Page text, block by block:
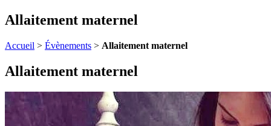
Allaitement maternel
Accueil > Évènements > Allaitement maternel
Allaitement maternel